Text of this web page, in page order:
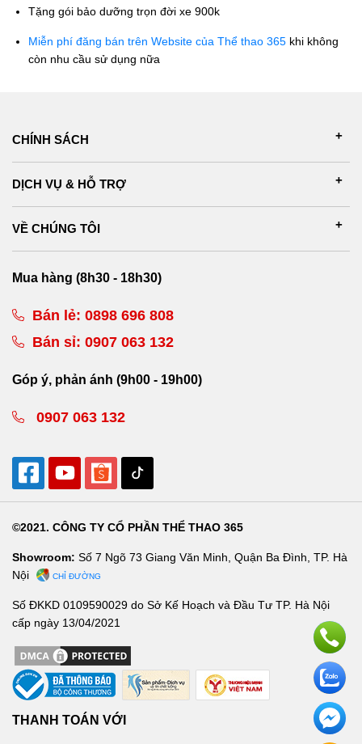
Tặng gói bảo dưỡng trọn đời xe 900k
Miễn phí đăng bán trên Website của Thể thao 365 khi không
còn nhu cầu sử dụng nữa
CHÍNH SÁCH
DỊCH VỤ & HỖ TRỢ
VỀ CHÚNG TÔI
Mua hàng (8h30 - 18h30)
Bán lẻ: 0898 696 808
Bán sỉ: 0907 063 132
Góp ý, phản ánh (9h00 - 19h00)
0907 063 132
©2021. CÔNG TY CỔ PHẦN THỂ THAO 365
Showroom: Số 7 Ngõ 73 Giang Văn Minh, Quận Ba Đình, TP. Hà
Nội
CHỈ ĐƯỜNG
Số ĐKKD 0109590029 do Sở Kế Hoạch và Đầu Tư TP. Hà Nội
cấp ngày 13/04/2021
THANH TOÁN VỚI